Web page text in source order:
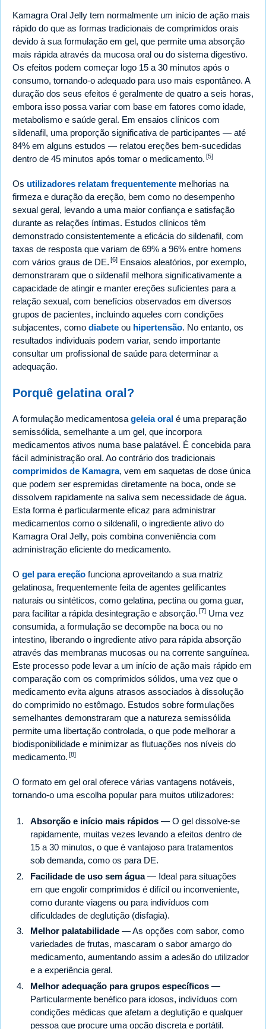
Kamagra Oral Jelly tem normalmente um início de ação mais
rápido do que as formas tradicionais de comprimidos orais
devido à sua formulação em gel, que permite uma absorção
mais rápida através da mucosa oral ou do sistema digestivo.
Os efeitos podem começar logo 15 a 30 minutos após o
consumo, tornando-o adequado para uso mais espontâneo. A
duração dos seus efeitos é geralmente de quatro a seis horas,
embora isso possa variar com base em fatores como idade,
metabolismo e saúde geral. Em ensaios clínicos com
sildenafil, uma proporção significativa de participantes — até
84% em alguns estudos — relatou ereções bem-sucedidas
dentro de 45 minutos após tomar o medicamento. [5]
Os utilizadores relatam frequentemente melhorias na
firmeza e duração da ereção, bem como no desempenho
sexual geral, levando a uma maior confiança e satisfação
durante as relações íntimas. Estudos clínicos têm
demonstrado consistentemente a eficácia do sildenafil, com
taxas de resposta que variam de 69% a 96% entre homens
com vários graus de DE. [6] Ensaios aleatórios, por exemplo,
demonstraram que o sildenafil melhora significativamente a
capacidade de atingir e manter ereções suficientes para a
relação sexual, com benefícios observados em diversos
grupos de pacientes, incluindo aqueles com condições
subjacentes, como diabete ou hipertensão. No entanto, os
resultados individuais podem variar, sendo importante
consultar um profissional de saúde para determinar a
adequação.
Porquê gelatina oral?
A formulação medicamentosa geleia oral é uma preparação
semissólida, semelhante a um gel, que incorpora
medicamentos ativos numa base palatável. É concebida para
fácil administração oral. Ao contrário dos tradicionais
comprimidos de Kamagra, vem em saquetas de dose única
que podem ser espremidas diretamente na boca, onde se
dissolvem rapidamente na saliva sem necessidade de água.
Esta forma é particularmente eficaz para administrar
medicamentos como o sildenafil, o ingrediente ativo do
Kamagra Oral Jelly, pois combina conveniência com
administração eficiente do medicamento.
O gel para ereção funciona aproveitando a sua matriz
gelatinosa, frequentemente feita de agentes gelificantes
naturais ou sintéticos, como gelatina, pectina ou goma guar,
para facilitar a rápida desintegração e absorção. [7] Uma vez
consumida, a formulação se decompõe na boca ou no
intestino, liberando o ingrediente ativo para rápida absorção
através das membranas mucosas ou na corrente sanguínea.
Este processo pode levar a um início de ação mais rápido em
comparação com os comprimidos sólidos, uma vez que o
medicamento evita alguns atrasos associados à dissolução
do comprimido no estômago. Estudos sobre formulações
semelhantes demonstraram que a natureza semissólida
permite uma libertação controlada, o que pode melhorar a
biodisponibilidade e minimizar as flutuações nos níveis do
medicamento. [8]
O formato em gel oral oferece várias vantagens notáveis,
tornando-o uma escolha popular para muitos utilizadores:
Absorção e início mais rápidos — O gel dissolve-se
rapidamente, muitas vezes levando a efeitos dentro de
15 a 30 minutos, o que é vantajoso para tratamentos
sob demanda, como os para DE.
Facilidade de uso sem água— Ideal para situações
em que engolir comprimidos é difícil ou inconveniente,
como durante viagens ou para indivíduos com
dificuldades de deglutição (disfagia).
Melhor palatabilidade — As opções com sabor, como
variedades de frutas, mascaram o sabor amargo do
medicamento, aumentando assim a adesão do utilizador
e a experiência geral.
Melhor adequação para grupos específicos —
Particularmente benéfico para idosos, indivíduos com
condições médicas que afetam a deglutição e qualquer
pessoa que procure uma opção discreta e portátil.